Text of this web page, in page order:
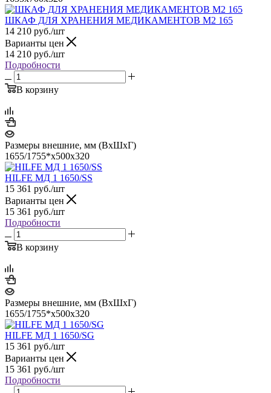
ШКАФ ДЛЯ ХРАНЕНИЯ МЕДИКАМЕНТОВ М2 165
14 210 руб./шт
Варианты цен
14 210 руб./шт
Подробности
В корзину
Размеры внешние, мм (ВхШхГ)
1655/1755*x500x320
HILFE МД 1 1650/SS
15 361 руб./шт
Варианты цен
15 361 руб./шт
Подробности
В корзину
Размеры внешние, мм (ВхШхГ)
1655/1755*x500x320
HILFE МД 1 1650/SG
15 361 руб./шт
Варианты цен
15 361 руб./шт
Подробности